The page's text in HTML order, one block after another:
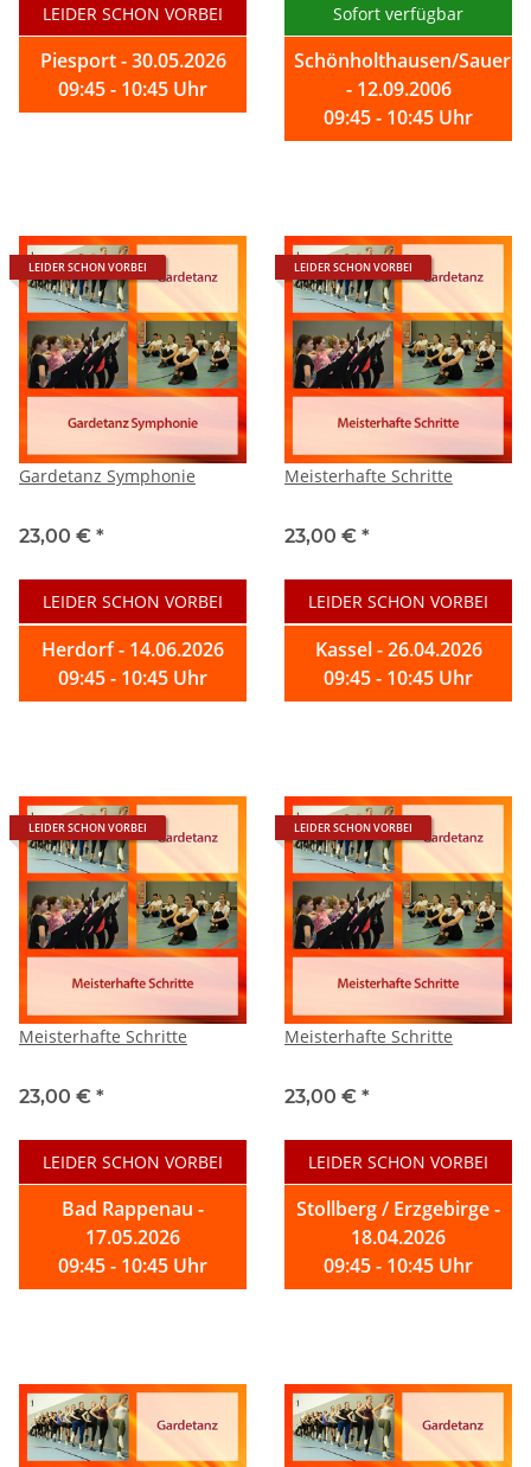
LEIDER SCHON VORBEI
Piesport - 30.05.2026
09:45 - 10:45 Uhr
Sofort verfügbar
Schönholthausen/
- 12.09.2006
09:45 - 10:45 Uhr
LEIDER SCHON VORBEI
Gardetanz Symphonie
23,00 € *
LEIDER SCHON VORBEI
Herdorf - 14.06.2026
09:45 - 10:45 Uhr
LEIDER SCHON VORBEI
Meisterhafte Schritte
23,00 € *
LEIDER SCHON VORBEI
Kassel - 26.04.2026
09:45 - 10:45 Uhr
LEIDER SCHON VORBEI
Meisterhafte Schritte
23,00 € *
LEIDER SCHON VORBEI
Bad Rappenau -
17.05.2026
09:45 - 10:45 Uhr
LEIDER SCHON VORBEI
Meisterhafte Schritte
23,00 € *
LEIDER SCHON VORBEI
Stollberg / Erzgebirge -
18.04.2026
09:45 - 10:45 Uhr